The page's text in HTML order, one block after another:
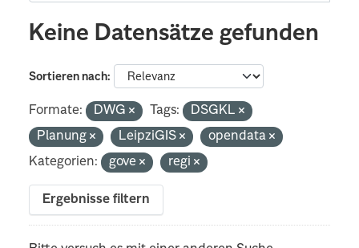
Keine Datensätze gefunden
Sortieren nach
Formate: DWG Tags:
DSGKL
Planung
LeipziGIS
opendata
Kategorien:
gove regi
Ergebnisse filtern